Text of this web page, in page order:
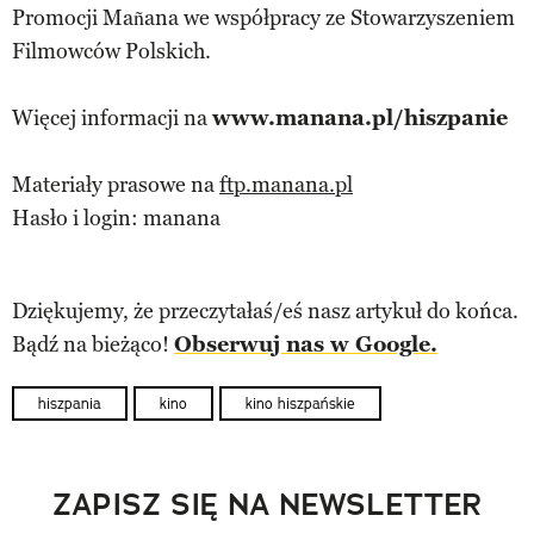
Promocji Mañana we współpracy ze Stowarzyszeniem
Filmowców Polskich.
Więcej informacji nawww.manana.pl/hiszpanie
Materiały prasowe naftp.manana.pl
Hasło i login: manana
Dziękujemy, że przeczytałaś/eś nasz artykuł do końca.
Bądź na bieżąco! Obserwuj nas w Google.
hiszpania kino kino hiszpańskie
ZAPISZ SIĘ NA NEWSLETTER